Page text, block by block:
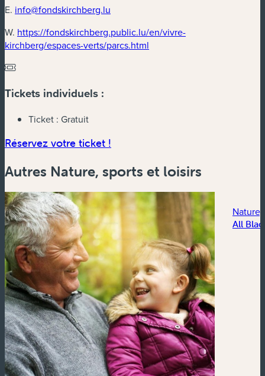
E. info@fondskirchberg.lu
W. https://fondskirchberg.public.lu/en/vivre-
kirchberg/espaces-verts/parcs.html
Tickets individuels :
Ticket : Gratuit
Réservez votre ticket !
Autres Nature, sports et loisirs
All